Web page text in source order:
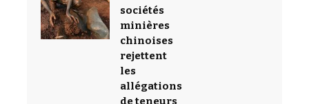
sociétés
minières
chinoises
rejettent
les
allégations
de teneurs